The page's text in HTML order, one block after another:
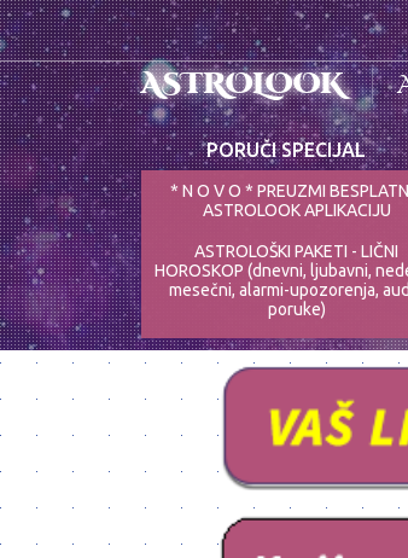
ASTROLOOK
PORUČI SPECIJAL
* N O V O * PREUZMI
ASTROLOOK APLIKACIJU
ASTROLOŠKI PAKETI - LIČNI
HOROSKOP (dnevni, ljubavni,
mesečni, alarmi-upozorenja,
poruke)
ASTRO-PSIHOLOG -
ANALIZE